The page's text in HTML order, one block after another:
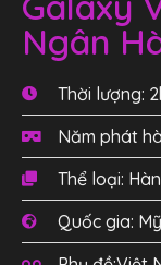
Ngân
Thời lượng:
Năm phát
Thể loại:
Quốc gia: Mỹ